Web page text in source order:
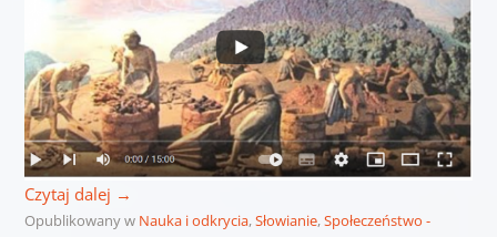
Czytaj dalej →
Opublikowany w Nauka i odkrycia,Słowianie,Społeczeństwo -